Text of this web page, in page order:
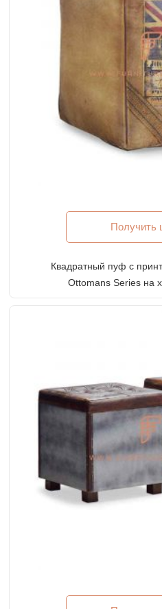
Получить
Квадратный пуф с
Ottomans Series на